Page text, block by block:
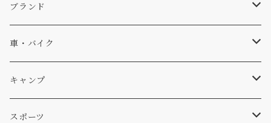
キャップ、ニット
ソックス
雑貨
ステッカー
ブランド
Db
サーフ
スキー
A-Frame
DOGS
Four My Self
車・バイク
車外
マット、シート
キャンプ
ファニチャー
スポーツ